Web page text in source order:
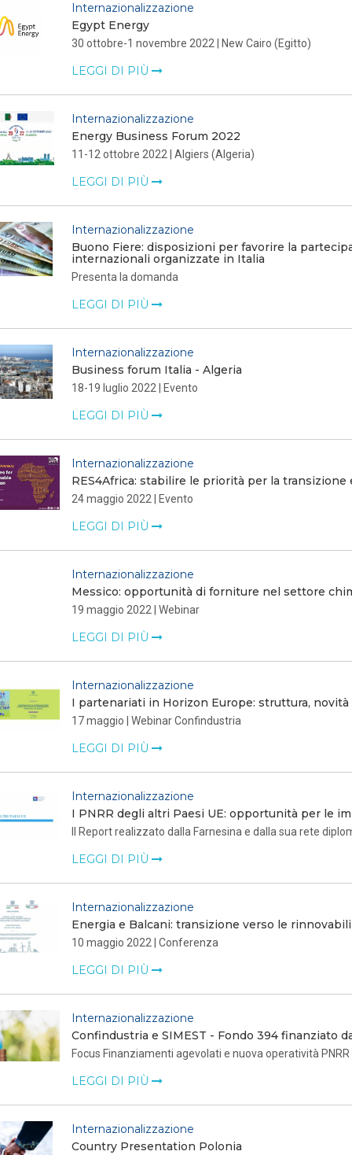
Internazionalizzazione
Egypt Energy
30 ottobre-1 novembre 2022 | New Cairo (Egitto)
LEGGI DI PIÙ
Internazionalizzazione
Energy Business Forum 2022
11-12 ottobre 2022 | Algiers (Algeria)
LEGGI DI PIÙ
Internazionalizzazione
Buono Fiere: disposizioni per favorire la
internazionali organizzate in Italia
Presenta la domanda
LEGGI DI PIÙ
Internazionalizzazione
Business forum Italia - Algeria
18-19 luglio 2022 | Evento
LEGGI DI PIÙ
Internazionalizzazione
RES4Africa: stabilire le priorità per la
24 maggio 2022 | Evento
LEGGI DI PIÙ
Internazionalizzazione
Messico: opportunità di forniture nel settore
19 maggio 2022 | Webinar
LEGGI DI PIÙ
Internazionalizzazione
I partenariati in Horizon Europe: struttura,
17 maggio | Webinar Confindustria
LEGGI DI PIÙ
Internazionalizzazione
I PNRR degli altri Paesi UE: opportunità per le
Il Report realizzato dalla Farnesina e dalla sua rete
LEGGI DI PIÙ
Internazionalizzazione
Energia e Balcani: transizione verso le
10 maggio 2022 | Conferenza
LEGGI DI PIÙ
Internazionalizzazione
Confindustria e SIMEST - Fondo 394 finanziato
Focus Finanziamenti agevolati e nuova operatività PNRR
LEGGI DI PIÙ
Internazionalizzazione
Country Presentation Polonia